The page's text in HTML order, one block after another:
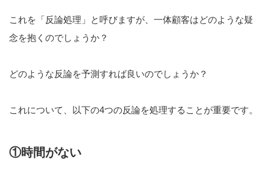
これを「反論処理」と呼びますが、一体顧客はどのような疑
念を抱くのでしょうか？
どのような反論を予測すれば良いのでしょうか？
これについて、以下の4つの反論を処理することが重要です。
①時間がない